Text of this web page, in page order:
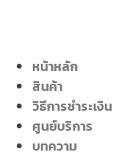
contentหน้าหลัก
สินค้า
วิธีการชำระเงิน
ศูนย์บริการ
บทความ